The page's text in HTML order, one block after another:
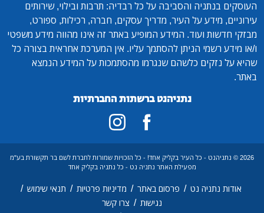
העוסקים בנתניה והסביבה על כל רבדיה: תרבות ובילוי, שירותים
עירוניים, מידע על העיר, מדריך עסקים, חברה, רכילות, ספורט,
מבזקי חדשות ועוד. המידע המופיע באתר זה אינו מהווה מידע משפטי
ו/או מידע רשמי הניתן להסתמך עליו. אין המערכת אחראית בצורה כל
שהיא על נזקים כלשהם שנגרמו מהסתמכות על המידע הנמצא
באתר.
נתניהנט ברשתות החברתיות
2026 © נתניהנט - כל העיר בקליק אחד! - כל הזכויות שמורות לחברת לשם בר תקשורת בע"מ
מפעילת האתר נתניה נט - כל נתניה בקליק אחד
אודות נתניה נט / פרסום באתר / מדיניות פרטיות / תנאי שימוש /
נגישות / צרו קשר